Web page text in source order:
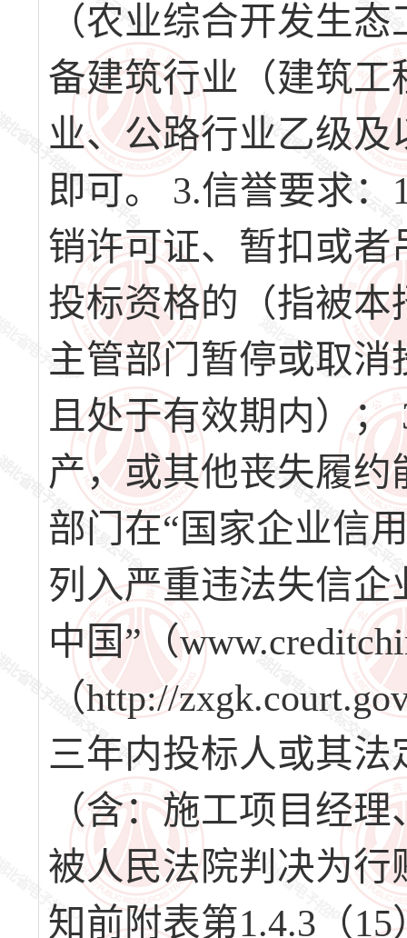
（农业综合开发生
备建筑行业（建筑
业、公路行业乙级
即可。 3.信誉要求
销许可证、暂扣或者
投标资格的（指被
主管部门暂停或取
且处于有效期内）
产，或其他丧失履
部门在“国家企业信
列入严重违法失信企
中国”（
（http://
三年内投标人或其
（含：施工项目经
被人民法院判决为
知前附表第1.4.3（